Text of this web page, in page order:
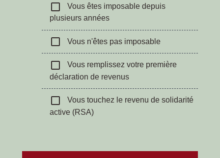
check_box_outline_blank
Vous êtes imposable depuis
plusieurs années
check_box_outline_blank Vous n'êtes pas imposable
check_box_outline_blank
Vous remplissez votre première
déclaration de revenus
check_box_outline_blank
Vous touchez le revenu de solidarité
active (RSA)